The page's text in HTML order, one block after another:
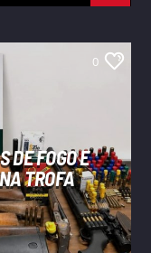
0
DE FOGO E
TROFA